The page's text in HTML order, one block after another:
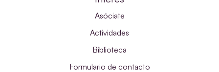
Asóciate
Actividades
Biblioteca
Formulario de contacto